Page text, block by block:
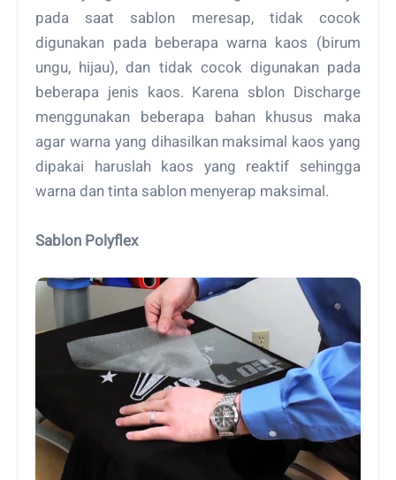
pada saat sablon meresap, tidak cocok
digunakan pada beberapa warna kaos (birum
ungu, hijau), dan tidak cocok digunakan pada
beberapa jenis kaos. Karena sblon Discharge
menggunakan beberapa bahan khusus maka
agar warna yang dihasilkan maksimal kaos yang
dipakai haruslah kaos yang reaktif sehingga
warna dan tinta sablon menyerap maksimal.
Sablon Polyflex